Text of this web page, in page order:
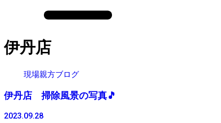
伊丹店
現場親方ブログ
伊丹店 掃除風景の写真🎵
2023.09.28